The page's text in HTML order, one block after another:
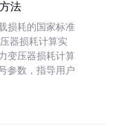
法
损耗的国家标准
压器损耗计算实
变压器损耗计算
参数，指导用户